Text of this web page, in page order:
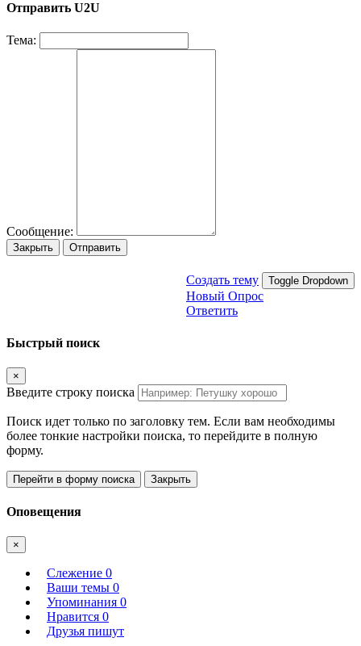
Отправить U2U
Тема:
Сообщение:
Закрыть Отправить
Создать тему Toggle Dropdown
Новый Опрос
Ответить
Быстрый поиск
×
Введите строку поиска
Поиск идет только по заголовку тем. Если вам необходимы
более тонкие настройки поиска, то перейдите в полную
форму.
Перейти в форму поиска Закрыть
Оповещения
×
Слежение 0
Ваши темы 0
Упоминания 0
Нравится 0
Друзья пишут